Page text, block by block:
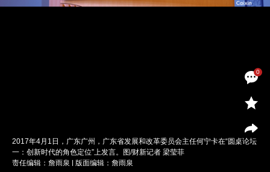
0
2017年4月1日，广东广州，广东省发展和改革委员会主任何宁卡在“圆桌论坛
一：创新时代的角色定位”上发言。图/财新记者 梁莹菲
责任编辑：詹雨泉 | 版面编辑：詹雨泉